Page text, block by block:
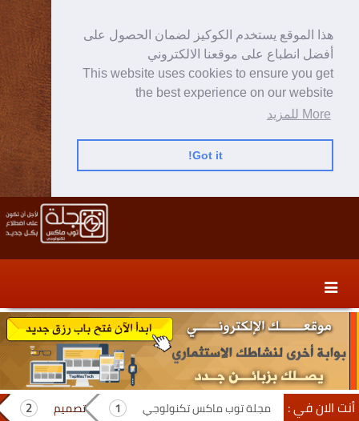
هذا الموقع يستخدم الكوكيز لضمان الحصول على
أفضل انطباع على موقعنا الالكتروني
This website uses cookies to ensure you get
the best experience on our website
More للمزيد
Got it!
content
secondary
content
أنت الان في : مجلة توب ماكس تكنولوجي
تصميم